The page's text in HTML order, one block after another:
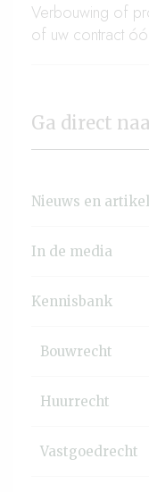
Verbouwing of
of uw contract
Ga direct
In de media
Kennisbank
Bouwrecht
Huurrecht
Vastgoedrecht
Nieuws en